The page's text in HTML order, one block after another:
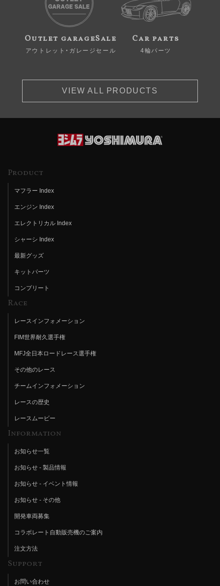
Outlet garageSale
アウトレット・ガレージセール
Car parts
4輪パーツ
VIEW ALL PRODUCTS
Product
マフラー Index
エンジン Index
エレクトリカル Index
シャーシ Index
最新グッズ
キットパーツ
コンプリート
Race
レースインフォメーション
FIM世界耐久選手権
MFJ全日本ロードレース選手権
その他のレース
チームインフォメーション
レースの歴史
レースムービー
Information
お知らせ一覧
お知らせ - 製品情報
お知らせ - イベント情報
お知らせ - その他
開発車両募集
コラボレート自動販売機のご案内
注文方法
Support
お問い合わせ